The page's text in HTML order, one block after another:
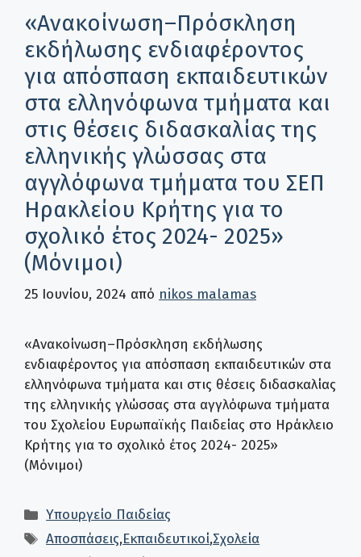
«Ανακοίνωση–Πρόσκληση
εκδήλωσης ενδιαφέροντος
για απόσπαση εκπαιδευτικών
στα ελληνόφωνα τμήματα και
στις θέσεις διδασκαλίας της
ελληνικής γλώσσας στα
αγγλόφωνα τμήματα του ΣΕΠ
Ηρακλείου Κρήτης για το
σχολικό έτος 2024- 2025»
(Μόνιμοι)
25 Ιουνίου, 2024 από nikos malamas
«Ανακοίνωση–Πρόσκληση εκδήλωσης
ενδιαφέροντος για απόσπαση εκπαιδευτικών στα
ελληνόφωνα τμήματα και στις θέσεις διδασκαλίας
της ελληνικής γλώσσας στα αγγλόφωνα τμήματα
του Σχολείου Ευρωπαϊκής Παιδείας στο Ηράκλειο
Κρήτης για το σχολικό έτος 2024- 2025»
(Μόνιμοι)
Κατηγορίες
Υπουργείο Παιδείας
Ετικέτες
Αποσπάσεις,Εκπαιδευτικοί,Σχολεία